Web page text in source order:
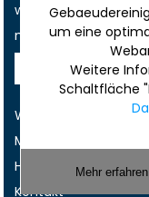
wichtige Termine,
mehr!
Sonstiges
Werbung
Musterverträge und
Hilfe
Kontakt
um eine
Weitere
Schaltfläche
Mehr erfahren